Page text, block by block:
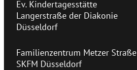
Ev. Kindertagesstätte
Langerstraße der Diakonie
Düsseldorf
Familienzentrum Metzer Straße
SKFM Düsseldorf